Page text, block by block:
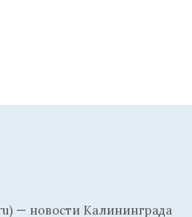
— новости Калининграда